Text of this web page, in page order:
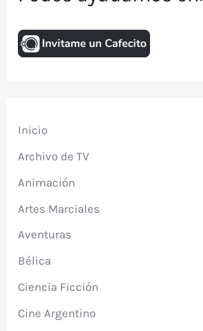
Inicio
Archivo de TV
Animación
Artes Marciales
Aventuras
Bélica
Ciencia Ficción
Cine Argentino